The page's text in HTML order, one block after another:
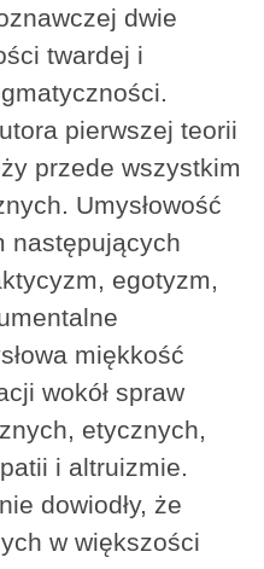
dwie
twardej i
pierwszej teorii
przede wszystkim
Umysłowość
następujących
egotyzm,
miękkość
wokół spraw
etycznych,
i altruizmie.
dowiodły, że
w większości